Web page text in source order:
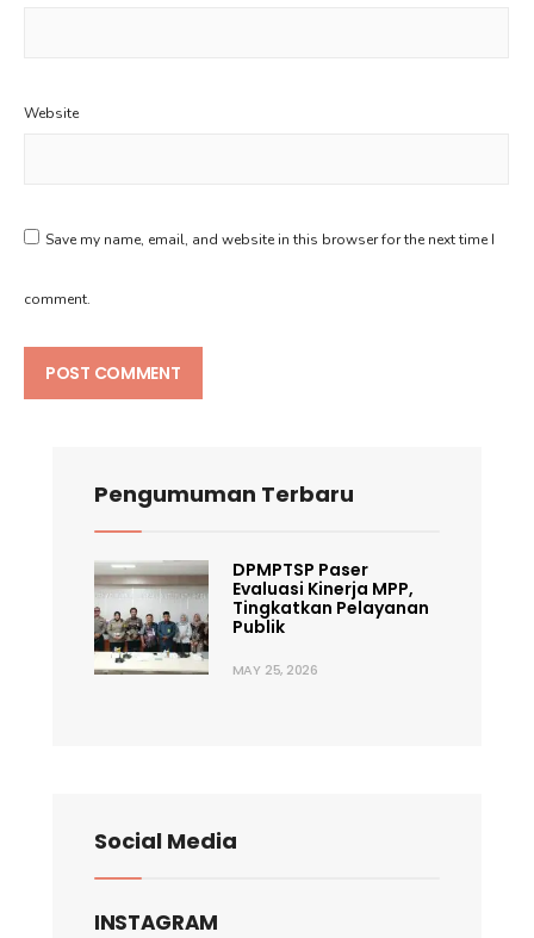
Website
Save my name, email, and website in this browser for the next time I
comment.
Pengumuman Terbaru
DPMPTSP Paser
Evaluasi Kinerja MPP,
Tingkatkan Pelayanan
Publik
MAY 25, 2026
Social Media
INSTAGRAM